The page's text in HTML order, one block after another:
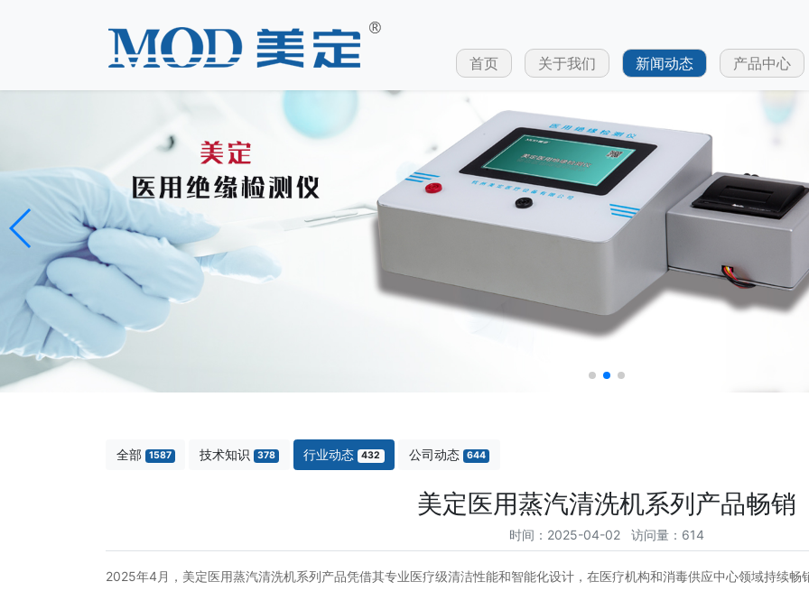
首页 关于我们 新闻动态 产品中心
全部 1587 技术知识 378 行业动态 432 公司动态 644
美定医用蒸汽清洗机系列产品畅销
时间：2025-04-02 访问量：614
2025年4月，美定医用蒸汽清洗机系列产品凭借其专业医疗级清洁性能和智能化设计，在医疗机构和消毒供应中心领域持续畅